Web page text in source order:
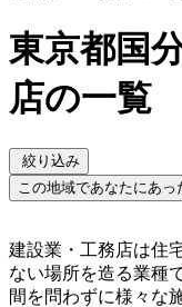
東京都国
店の一覧
絞り込み
この地域であなたにあ
建設業・工務店は住
ない場所を造る業種
間を問わずに様々な